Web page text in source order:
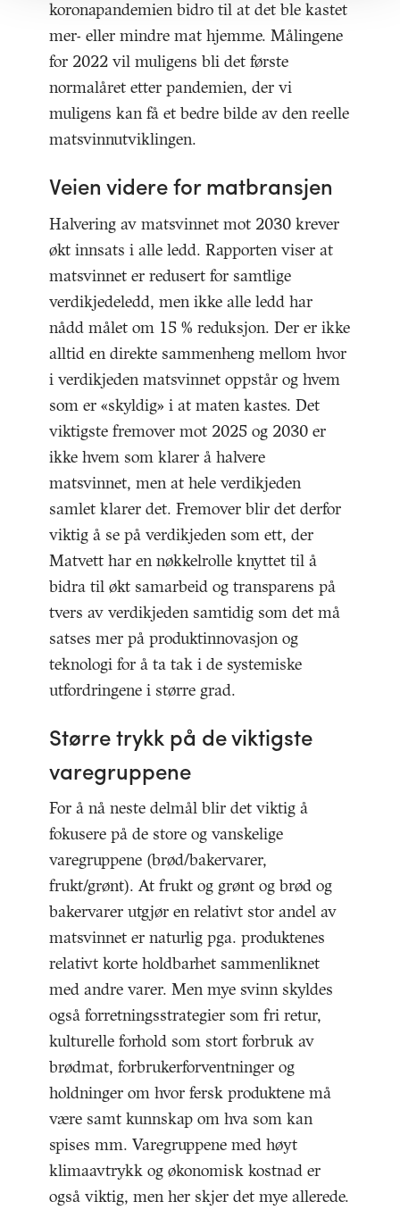
koronapandemien bidro til at det ble kastet
mer- eller mindre mat hjemme. Målingene
for 2022 vil muligens bli det første
normalåret etter pandemien, der vi
muligens kan få et bedre bilde av den reelle
matsvinnutviklingen.
Veien videre for matbransjen
Halvering av matsvinnet mot 2030 krever
økt innsats i alle ledd. Rapporten viser at
matsvinnet er redusert for samtlige
verdikjedeledd, men ikke alle ledd har
nådd målet om 15 % reduksjon. Der er ikke
alltid en direkte sammenheng mellom hvor
i verdikjeden matsvinnet oppstår og hvem
som er «skyldig» i at maten kastes. Det
viktigste fremover mot 2025 og 2030 er
ikke hvem som klarer å halvere
matsvinnet, men at hele verdikjeden
samlet klarer det. Fremover blir det derfor
viktig å se på verdikjeden som ett, der
Matvett har en nøkkelrolle knyttet til å
bidra til økt samarbeid og transparens på
tvers av verdikjeden samtidig som det må
satses mer på produktinnovasjon og
teknologi for å ta tak i de systemiske
utfordringene i større grad.
Større trykk på de viktigste
varegruppene
For å nå neste delmål blir det viktig å
fokusere på de store og vanskelige
varegruppene (brød/bakervarer,
frukt/grønt). At frukt og grønt og brød og
bakervarer utgjør en relativt stor andel av
matsvinnet er naturlig pga. produktenes
relativt korte holdbarhet sammenliknet
med andre varer. Men mye svinn skyldes
også forretningsstrategier som fri retur,
kulturelle forhold som stort forbruk av
brødmat, forbrukerforventninger og
holdninger om hvor fersk produktene må
være samt kunnskap om hva som kan
spises mm. Varegruppene med høyt
klimaavtrykk og økonomisk kostnad er
også viktig, men her skjer det mye allerede.